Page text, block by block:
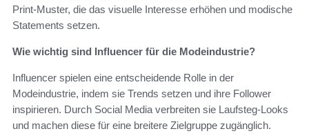
Print-Muster, die das visuelle Interesse erhöhen und modische
Statements setzen.
Wie wichtig sind Influencer für die Modeindustrie?
Influencer spielen eine entscheidende Rolle in der
Modeindustrie, indem sie Trends setzen und ihre Follower
inspirieren. Durch Social Media verbreiten sie Laufsteg-Looks
und machen diese für eine breitere Zielgruppe zugänglich.